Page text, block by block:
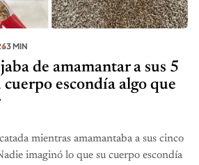
3 MIN
de amamantar a sus 5
escondía algo que
mientras amamantaba a sus cinco
imaginó lo que su cuerpo escondía